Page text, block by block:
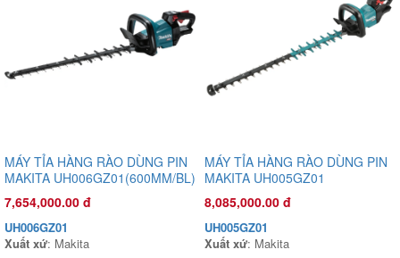
Đầu phun áp lực chất lỏng Con Ong Vàng COV32C 2.0HP Cam
1,585,000.00 đ
COV32C
MÁY TỈA HÀNG RÀO DÙNG PIN
MAKITA UH006GZ01(600MM/BL)
(40VMAX)
7,654,000.00 đ
UH006GZ01
Xuất xứ: Makita
MÁY TỈA HÀNG RÀO DÙNG PIN
MAKITA UH005GZ01
(750MM/BL)(40VMAX)
8,085,000.00 đ
UH005GZ01
Xuất xứ: Makita